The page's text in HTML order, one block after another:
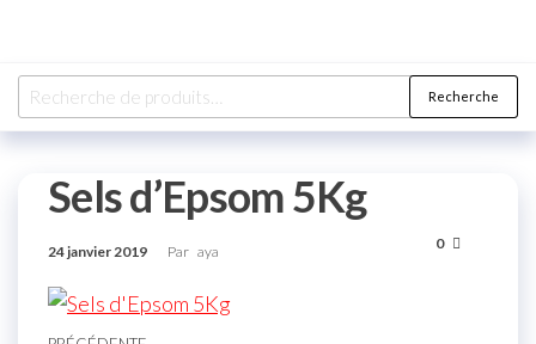
Recherche
Sels d’Epsom 5Kg
24 janvier 2019 Par aya 0